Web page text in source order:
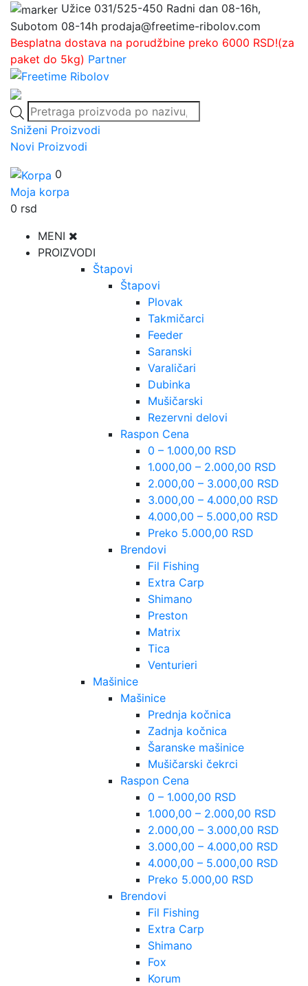
Užice 031/525-450 Radni dan 08-16h,
Subotom 08-14h prodaja@freetime-ribolov.com
Besplatna dostava na porudžbine preko 6000 RSD!(za
paket do 5kg) Partner
Products
search
Sniženi Proizvodi
Novi Proizvodi
0
Moja korpa
0 rsd
MENI
PROIZVODI
Štapovi
Štapovi
Plovak
Takmičarci
Feeder
Saranski
Varaličari
Dubinka
Mušičarski
Rezervni delovi
Raspon Cena
0 – 1.000,00 RSD
1.000,00 – 2.000,00 RSD
2.000,00 – 3.000,00 RSD
3.000,00 – 4.000,00 RSD
4.000,00 – 5.000,00 RSD
Preko 5.000,00 RSD
Brendovi
Fil Fishing
Extra Carp
Shimano
Preston
Matrix
Tica
Venturieri
Mašinice
Mašinice
Prednja kočnica
Zadnja kočnica
Šaranske mašinice
Mušičarski čekrci
Raspon Cena
0 – 1.000,00 RSD
1.000,00 – 2.000,00 RSD
2.000,00 – 3.000,00 RSD
3.000,00 – 4.000,00 RSD
4.000,00 – 5.000,00 RSD
Preko 5.000,00 RSD
Brendovi
Fil Fishing
Extra Carp
Shimano
Fox
Korum